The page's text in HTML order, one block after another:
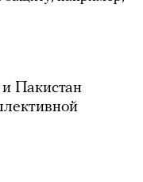
Пакистан